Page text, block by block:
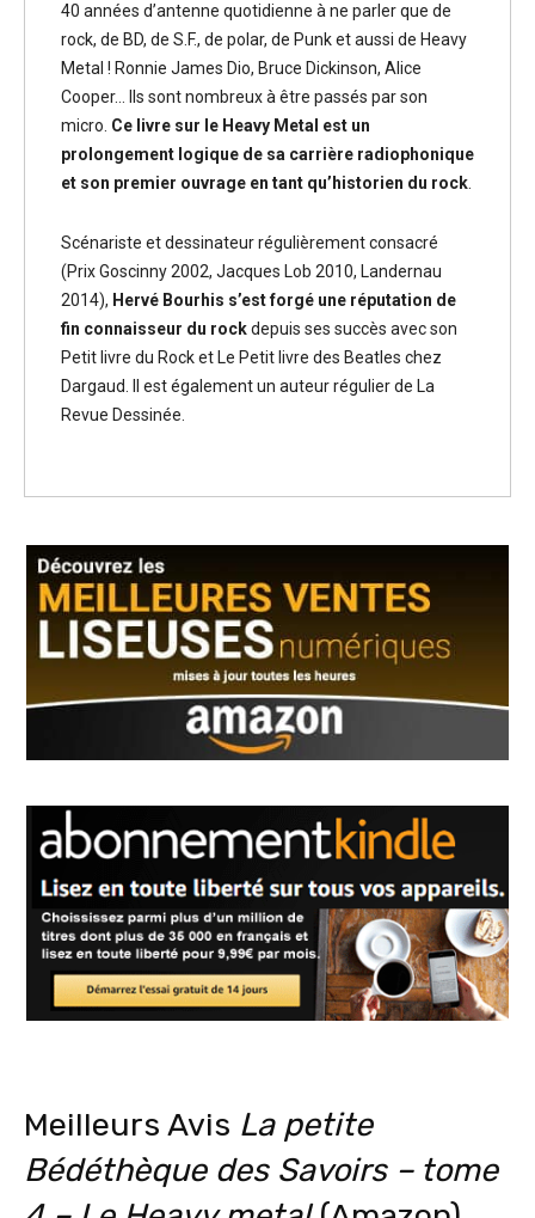
40 années d’antenne quotidienne à ne parler que de
rock, de BD, de S.F., de polar, de Punk et aussi de Heavy
Metal ! Ronnie James Dio, Bruce Dickinson, Alice
Cooper… Ils sont nombreux à être passés par son
micro. Ce livre sur le Heavy Metal est un
prolongement logique de sa carrière radiophonique
et son premier ouvrage en tant qu’historien du rock.
Scénariste et dessinateur régulièrement consacré
(Prix Goscinny 2002, Jacques Lob 2010, Landernau
2014), Hervé Bourhis s’est forgé une réputation de
fin connaisseur du rockdepuis ses succès avec son
Petit livre du Rock et Le Petit livre des Beatles chez
Dargaud. Il est également un auteur régulier de La
Revue Dessinée.
Meilleurs Avis La petite
Bédéthèque des Savoirs – tome